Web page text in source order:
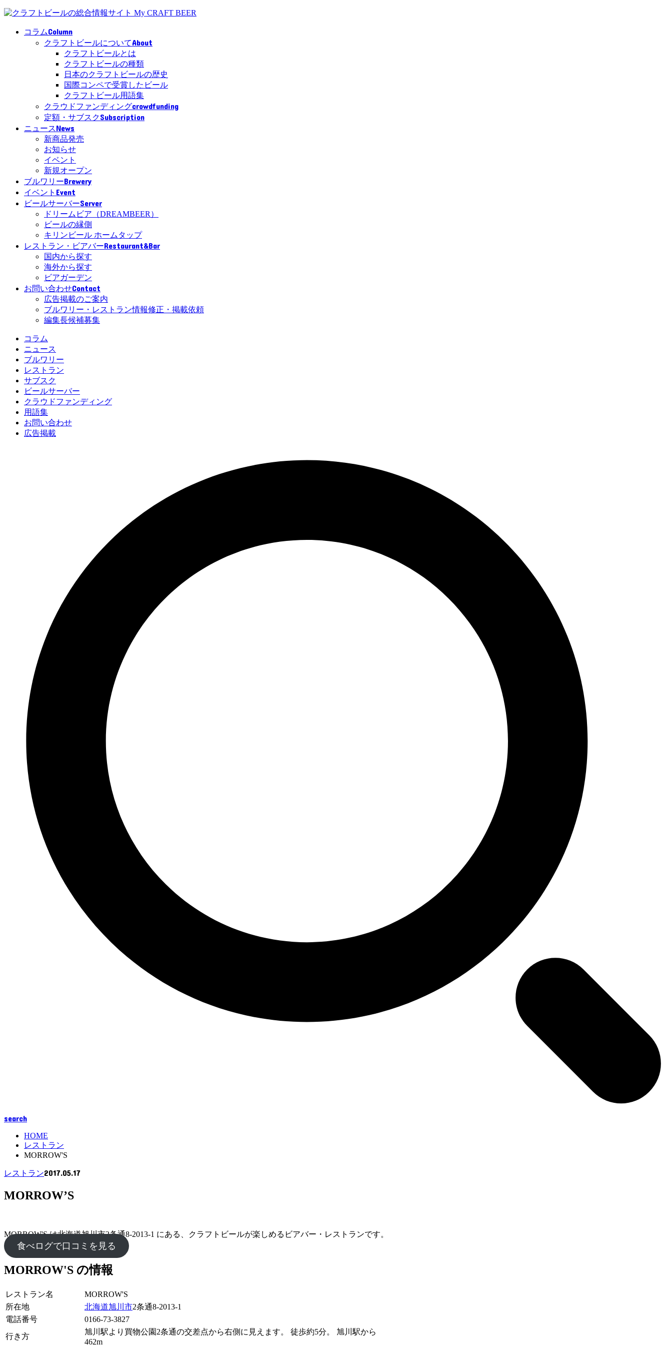
コラムColumn
クラフトビールについてAbout
クラフトビールとは
クラフトビールの種類
日本のクラフトビールの歴史
国際コンペで受賞したビール
クラフトビール用語集
クラウドファンディングcrowdfunding
定額・サブスクSubscription
ニュースNews
新商品発売
お知らせ
イベント
新規オープン
ブルワリーBrewery
イベント Event
ビールサーバーServer
ドリームビア（DREAMBEER）
ビールの縁側
キリンビール ホームタップ
レストラン・ビアバーRestaurant&Bar
国内から探す
海外から探す
ビアガーデン
お問い合わせContact
広告掲載のご案内
ブルワリー・レストラン情報修正・掲載依頼
編集長候補募集
コラム
ニュース
ブルワリー
レストラン
サブスク
ビールサーバー
クラウドファンディング
用語集
お問い合わせ
広告掲載
search
HOME
レストラン
MORROW'S
レストラン2017.05.17
MORROW’S
MORROW'S は北海道旭川市2条通8-2013-1 にある、クラフトビールが楽しめるビアバー・レストランです。
食べログで口コミを見る
MORROW'S の情報
レストラン名
MORROW'S
所在地
北海道旭川市2条通8-2013-1
電話番号
0166-73-3827
行き方
旭川駅より買物公園2条通の交差点から右側に見えます。 徒歩約5分。 旭川駅から
462m